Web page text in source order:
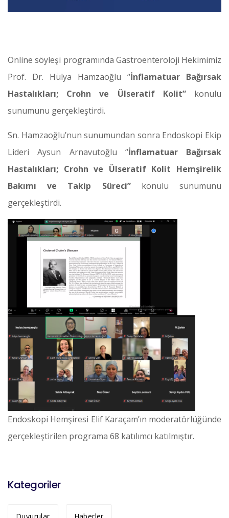
Online söyleşi programında Gastroenteroloji Hekimimiz
Prof. Dr. Hülya Hamzaoğlu “İnflamatuar Bağırsak
Hastalıkları; Crohn ve Ülseratif Kolit” konulu
sunumunu gerçekleştirdi.
Sn. Hamzaoğlu’nun sunumundan sonra Endoskopi Ekip
Lideri Aysun Arnavutoğlu “İnflamatuar Bağırsak
Hastalıkları; Crohn ve Ülseratif Kolit Hemşirelik
Bakımı ve Takip Süreci” konulu sunumunu
gerçekleştirdi.
Endoskopi Hemşiresi Elif Karaçam’ın moderatörlüğünde
gerçekleştirilen programa 68 katılımcı katılmıştır.
Kategoriler